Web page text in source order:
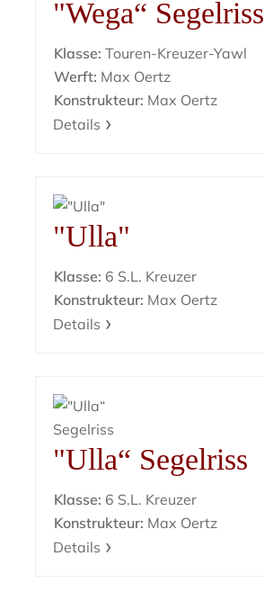
"Wega“ Segelriss
Klasse: Touren-Kreuzer-Yawl
Werft: Max Oertz
Konstrukteur: Max Oertz
Details
"Ulla"
Klasse: 6 S.L. Kreuzer
Konstrukteur: Max Oertz
Details
"Ulla“ Segelriss
Klasse: 6 S.L. Kreuzer
Konstrukteur: Max Oertz
Details